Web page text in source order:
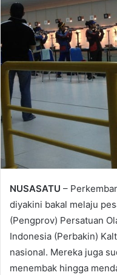
NUSASATU –
diyakini bakal melaju
(Pengprov) Persatuan
Indonesia (Perbakin)
nasional. Mereka juga
menembak hingga